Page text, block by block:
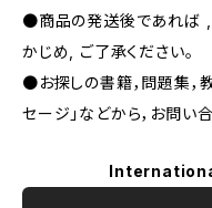
●商品の発送後であれば ,
かじめ, ご了承ください｡
●お探しの書籍，問題集，
セージ」などから，お問い